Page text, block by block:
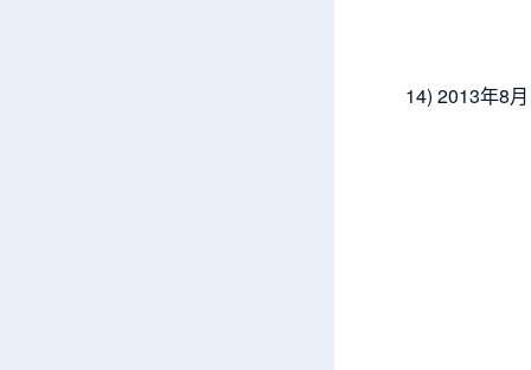
14) 2013年8